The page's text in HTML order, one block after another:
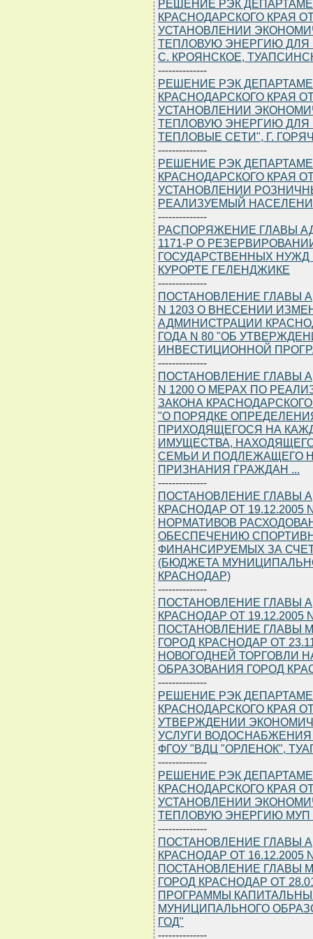
РЕШЕНИЕ РЭК
КРАСНОДАРСКОГО КРАЯ ОТ
УСТАНОВЛЕНИИ
ТЕПЛОВУЮ ЭНЕРГИЮ ДЛЯ
С. КРОЯНСКОЕ,
--------------
РЕШЕНИЕ РЭК
КРАСНОДАРСКОГО КРАЯ ОТ
УСТАНОВЛЕНИИ
ТЕПЛОВУЮ ЭНЕРГИЮ
ТЕПЛОВЫЕ СЕТИ", Г.
--------------
РЕШЕНИЕ РЭК
КРАСНОДАРСКОГО КРАЯ ОТ
УСТАНОВЛЕНИИ
РЕАЛИЗУЕМЫЙ
--------------
РАСПОРЯЖЕНИЕ ГЛАВЫ
1171-Р О
ГОСУДАРСТВЕННЫХ НУЖД
КУРОРТЕ ГЕЛЕНДЖИКЕ
--------------
ПОСТАНОВЛЕНИЕ ГЛАВЫ
N 1203 О ВНЕСЕНИИ
АДМИНИСТРАЦИИ
ГОДА N 80 "ОБ
ИНВЕСТИЦИОННОЙ
--------------
ПОСТАНОВЛЕНИЕ ГЛАВЫ
N 1200 О МЕРАХ ПО
ЗАКОНА КРАСНОДАРСКОГО
"О ПОРЯДКЕ
ПРИХОДЯЩЕГОСЯ НА
ИМУЩЕСТВА,
СЕМЬИ И ПОДЛЕЖАЩЕГО
ПРИЗНАНИЯ ГРАЖДАН ...
--------------
ПОСТАНОВЛЕНИЕ ГЛАВЫ
КРАСНОДАР ОТ
НОРМАТИВОВ
ОБЕСПЕЧЕНИЮ
ФИНАНСИРУЕМЫХ ЗА
(БЮДЖЕТА
КРАСНОДАР)
--------------
ПОСТАНОВЛЕНИЕ ГЛАВЫ
КРАСНОДАР ОТ
ПОСТАНОВЛЕНИЕ ГЛАВЫ
ГОРОД КРАСНОДАР ОТ
НОВОГОДНЕЙ ТОРГОВЛИ
ОБРАЗОВАНИЯ ГОРОД
--------------
РЕШЕНИЕ РЭК
КРАСНОДАРСКОГО КРАЯ ОТ
УТВЕРЖДЕНИИ
УСЛУГИ
ФГОУ "ВДЦ "ОРЛЕНОК",
--------------
РЕШЕНИЕ РЭК
КРАСНОДАРСКОГО КРАЯ ОТ
УСТАНОВЛЕНИИ
ТЕПЛОВУЮ ЭНЕРГИЮ МУП
--------------
ПОСТАНОВЛЕНИЕ ГЛАВЫ
КРАСНОДАР ОТ
ПОСТАНОВЛЕНИЕ ГЛАВЫ
ГОРОД КРАСНОДАР ОТ
ПРОГРАММЫ
МУНИЦИПАЛЬНОГО
ГОД"
--------------